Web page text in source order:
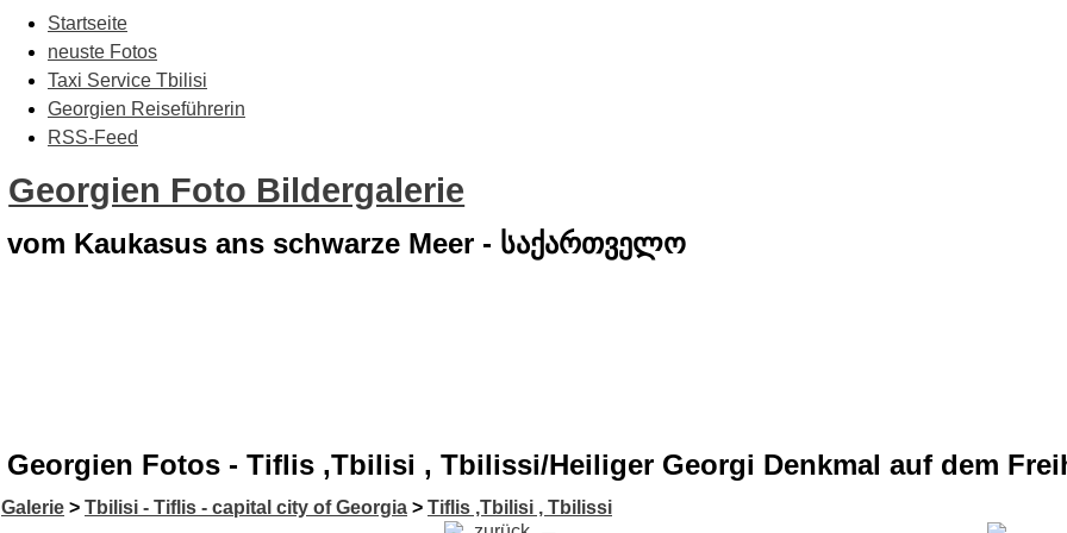
Startseite
neuste Fotos
Taxi Service Tbilisi
Georgien Reiseführerin
RSS-Feed
Georgien Foto Bildergalerie
vom Kaukasus ans schwarze Meer - საქართველო
Georgien Fotos - Tiflis ,Tbilisi , Tbilissi/Heiliger Georgi Denkmal auf dem
Galerie > Tbilisi - Tiflis - capital city of Georgia > Tiflis ,Tbilisi , Tbilissi